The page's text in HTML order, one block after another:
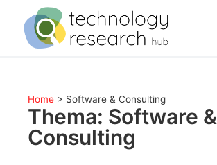
Home > Software & Consulting
Thema: Software &
Consulting